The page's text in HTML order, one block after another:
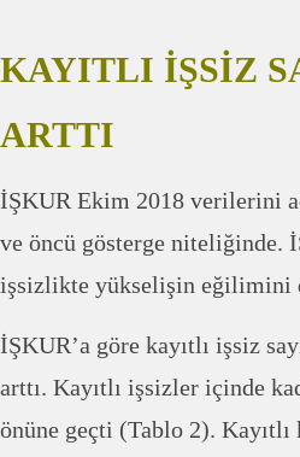
KAYITLI İŞSİZ
ARTTI
İŞKUR Ekim 2018 verilerini
ve öncü gösterge
işsizlikte yükselişin eğilimini
İŞKUR’a göre kayıtlı işsiz
arttı. Kayıtlı işsizler içinde
önüne geçti (Tablo 2). Kayıtlı